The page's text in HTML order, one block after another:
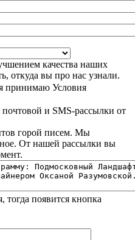
качества наших
откуда вы про нас узнали.
принимаю Условия
и SMS-рассылки от
горой писем. Мы
От нашей рассылки вы
тогда появится кнопка